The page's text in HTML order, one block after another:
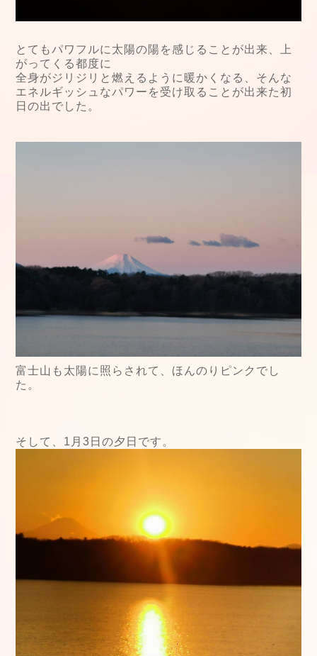
とてもパワフルに太陽の陽を感じることが出来、上
がってくる都度に
全身がジリジリと燃えるように暖かくなる、そんな
エネルギッシュなパワーを受け取ることが出来た初
日の出でした。
富士山も太陽に照らされて、ほんのりピンクでし
た。
そして、1月3日の夕日です。